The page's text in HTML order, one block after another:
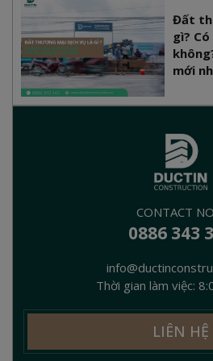
Đất
gì?
mới
CONTACT
0886 343
Thời gian làm việc:
LIÊN HỆ